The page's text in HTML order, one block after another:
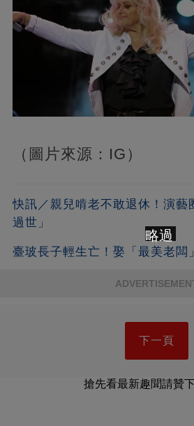
（圖片來源：IG）
快訊／親兒啃老不敢退休！演藝
過世」
臺玻長子輕生亡！娶「最美老闆
下一頁
搶先看最新趣聞請贊
略過